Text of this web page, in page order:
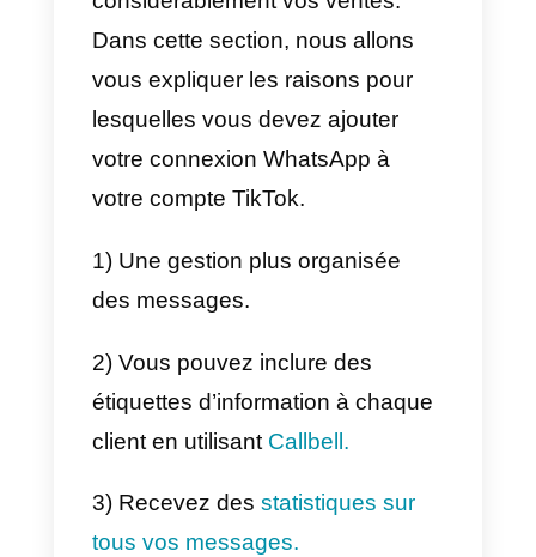
principalement sur cette fonction.
Ce qui est intéressant, c’est que
cette fonction est la plus
au sein du réseau social et que
des millions de vidéos utilisant
cette fonction sont publiées
chaque jour.